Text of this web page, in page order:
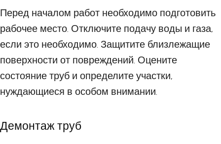
Перед началом работ необходимо подготовить
рабочее место. Отключите подачу воды и газа,
если это необходимо. Защитите близлежащие
поверхности от повреждений. Оцените
состояние труб и определите участки,
нуждающиеся в особом внимании.
Демонтаж труб